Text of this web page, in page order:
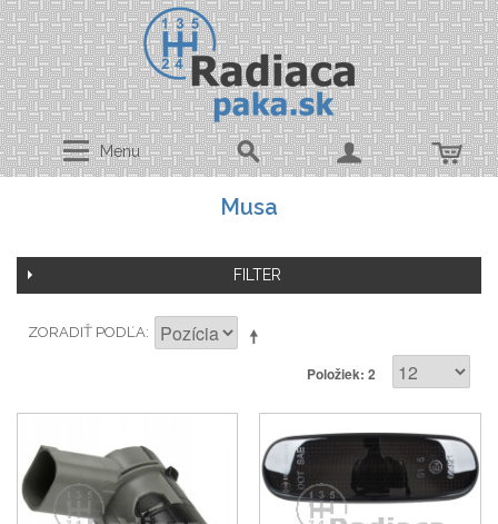
Menu
Musa
FILTER
ZORADIŤ PODĽA
Položiek: 2